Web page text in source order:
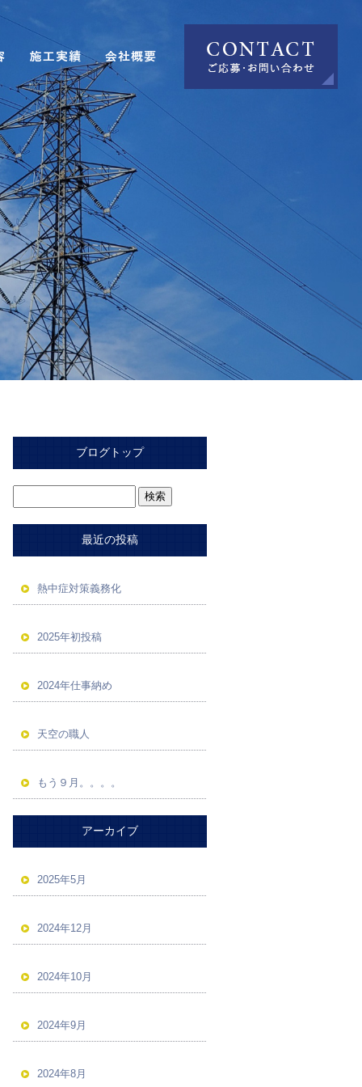
ブログトップ
最近の投稿
熱中症対策義務化
2025年初投稿
2024年仕事納め
天空の職人
もう９月。。。。
アーカイブ
2025年5月
2024年12月
2024年10月
2024年9月
2024年8月